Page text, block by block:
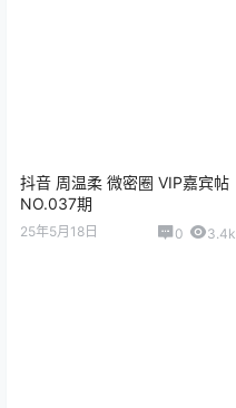
抖音 周温柔 微密圈 VIP嘉宾帖
NO.037期
25年5月18日 0 3.4k